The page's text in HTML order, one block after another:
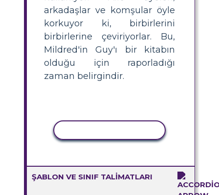
arkadaşlar ve komşular öyle
korkuyor ki, birbirlerini
birbirlerine çeviriyorlar. Bu,
Mildred'in Guy'ı bir kitabın
olduğu için raporladığı
zaman belirgindir.
ŞABLON VE SINIF TALIMATLARI